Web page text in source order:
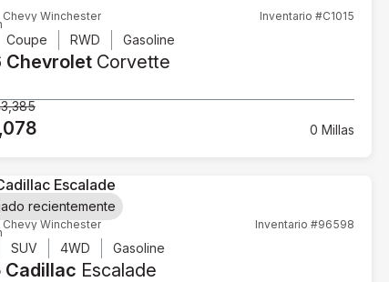
Chevy Winchester Inventario #C1015
Coupe RWD Gasoline
ChevroletCorvette
0 Millas
Chevy Winchester Inventario #96598
SUV 4WD Gasoline
Cadillac Escalade
recientemente